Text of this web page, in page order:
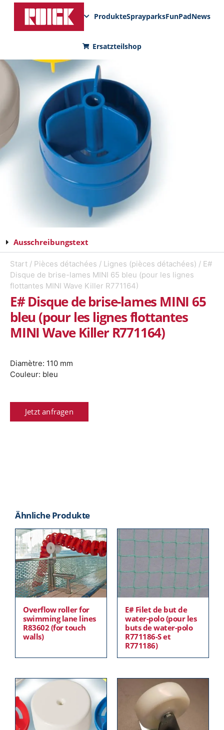
ProdukteSprayparksFunPadNews
Ersatzteilshop
Ausschreibungstext
Start / Pièces détachées / Lignes (pièces détachées) / E#
Disque de brise-lames MINI 65 bleu (pour les lignes
flottantes MINI Wave Killer R771164)
E# Disque de brise-lames MINI 65
bleu (pour les lignes flottantes
MINI Wave Killer R771164)
Diamètre: 110 mm
Couleur: bleu
Jetzt anfragen
Ähnliche Produkte
Overflow roller for
swimming lane lines
R83602 (for touch
walls)
E# Filet de but de
water-polo (pour les
buts de water-polo
R771186-S et
R771186)